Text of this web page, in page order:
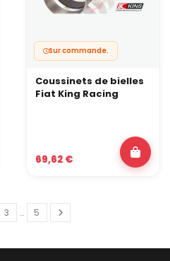
Sur commande.
Coussinets de bielles
Fiat King Racing
69,62 €
3 … 5